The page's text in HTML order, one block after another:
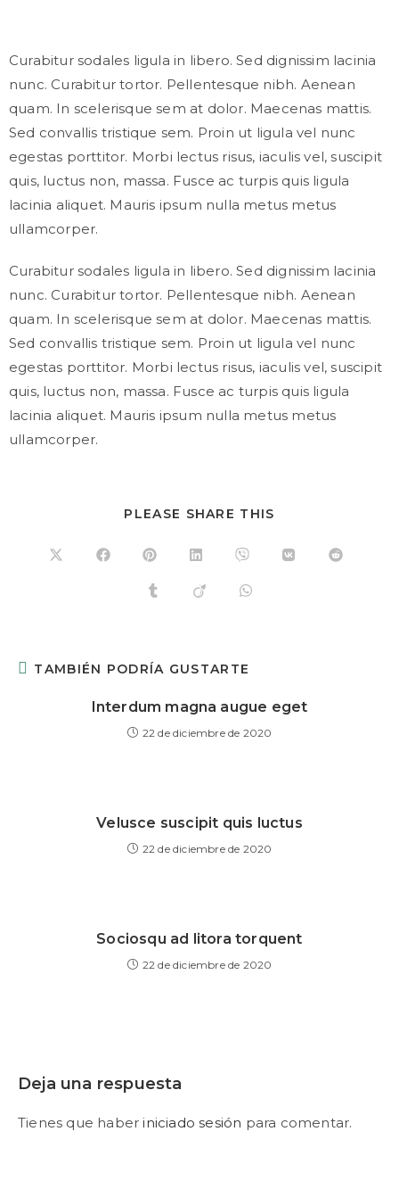
Curabitur sodales ligula in libero. Sed dignissim lacinia
nunc. Curabitur tortor. Pellentesque nibh. Aenean
quam. In scelerisque sem at dolor. Maecenas mattis.
Sed convallis tristique sem. Proin ut ligula vel nunc
egestas porttitor. Morbi lectus risus, iaculis vel, suscipit
quis, luctus non, massa. Fusce ac turpis quis ligula
lacinia aliquet. Mauris ipsum nulla metus metus
ullamcorper.
Curabitur sodales ligula in libero. Sed dignissim lacinia
nunc. Curabitur tortor. Pellentesque nibh. Aenean
quam. In scelerisque sem at dolor. Maecenas mattis.
Sed convallis tristique sem. Proin ut ligula vel nunc
egestas porttitor. Morbi lectus risus, iaculis vel, suscipit
quis, luctus non, massa. Fusce ac turpis quis ligula
lacinia aliquet. Mauris ipsum nulla metus metus
ullamcorper.
PLEASE SHARE THIS
TAMBIÉN PODRÍA GUSTARTE
Interdum magna augue eget
22 de diciembre de 2020
Velusce suscipit quis luctus
22 de diciembre de 2020
Sociosqu ad litora torquent
22 de diciembre de 2020
Deja una respuesta
Tienes que haberiniciado sesión para comentar.